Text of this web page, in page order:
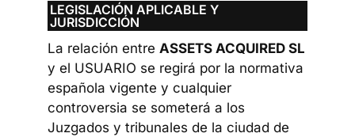
LEGISLACIÓN APLICABLE Y
JURISDICCIÓN
La relación entre ASSETS ACQUIRED SL
y el USUARIO se regirá por la normativa
española vigente y cualquier
controversia se someterá a los
Juzgados y tribunales de la ciudad de